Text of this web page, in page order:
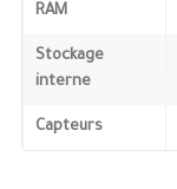
RAM
Stockage
interne
Capteurs